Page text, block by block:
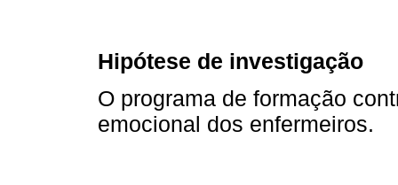
Hipótese de investigação
O programa de formação
emocional dos enfermeiros.